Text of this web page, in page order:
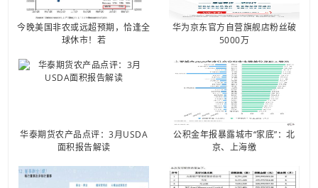
今晚美国非农或远超预期，恰逢全
球休市！若
华为京东官方自营旗舰店粉丝破
5000万
华泰期货农产品点评：3月USDA
面积报告解读
公积金年报暴露城市“家底”：北
京、上海缴